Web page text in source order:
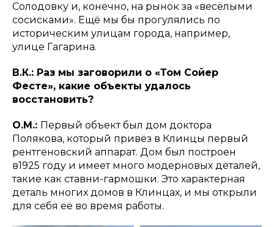
Солодовку и, конечно, на рынок за «весёлыми
сосисками». Ещё мы бы прогулялись по
историческим улицам города, например,
улице Гагарина.
В.К.: Раз мы заговорили о «Том Сойер
Фесте», какие объекты удалось
восстановить?
О.М.: Первый объект был дом доктора
Полякова, который привёз в Клинцы первый
рентгеновский аппарат. Дом был построен
в1925 году и имеет много модерновых деталей,
такие как ставни-гармошки. Это характерная
деталь многих домов в Клинцах, и мы открыли
для себя её во время работы.